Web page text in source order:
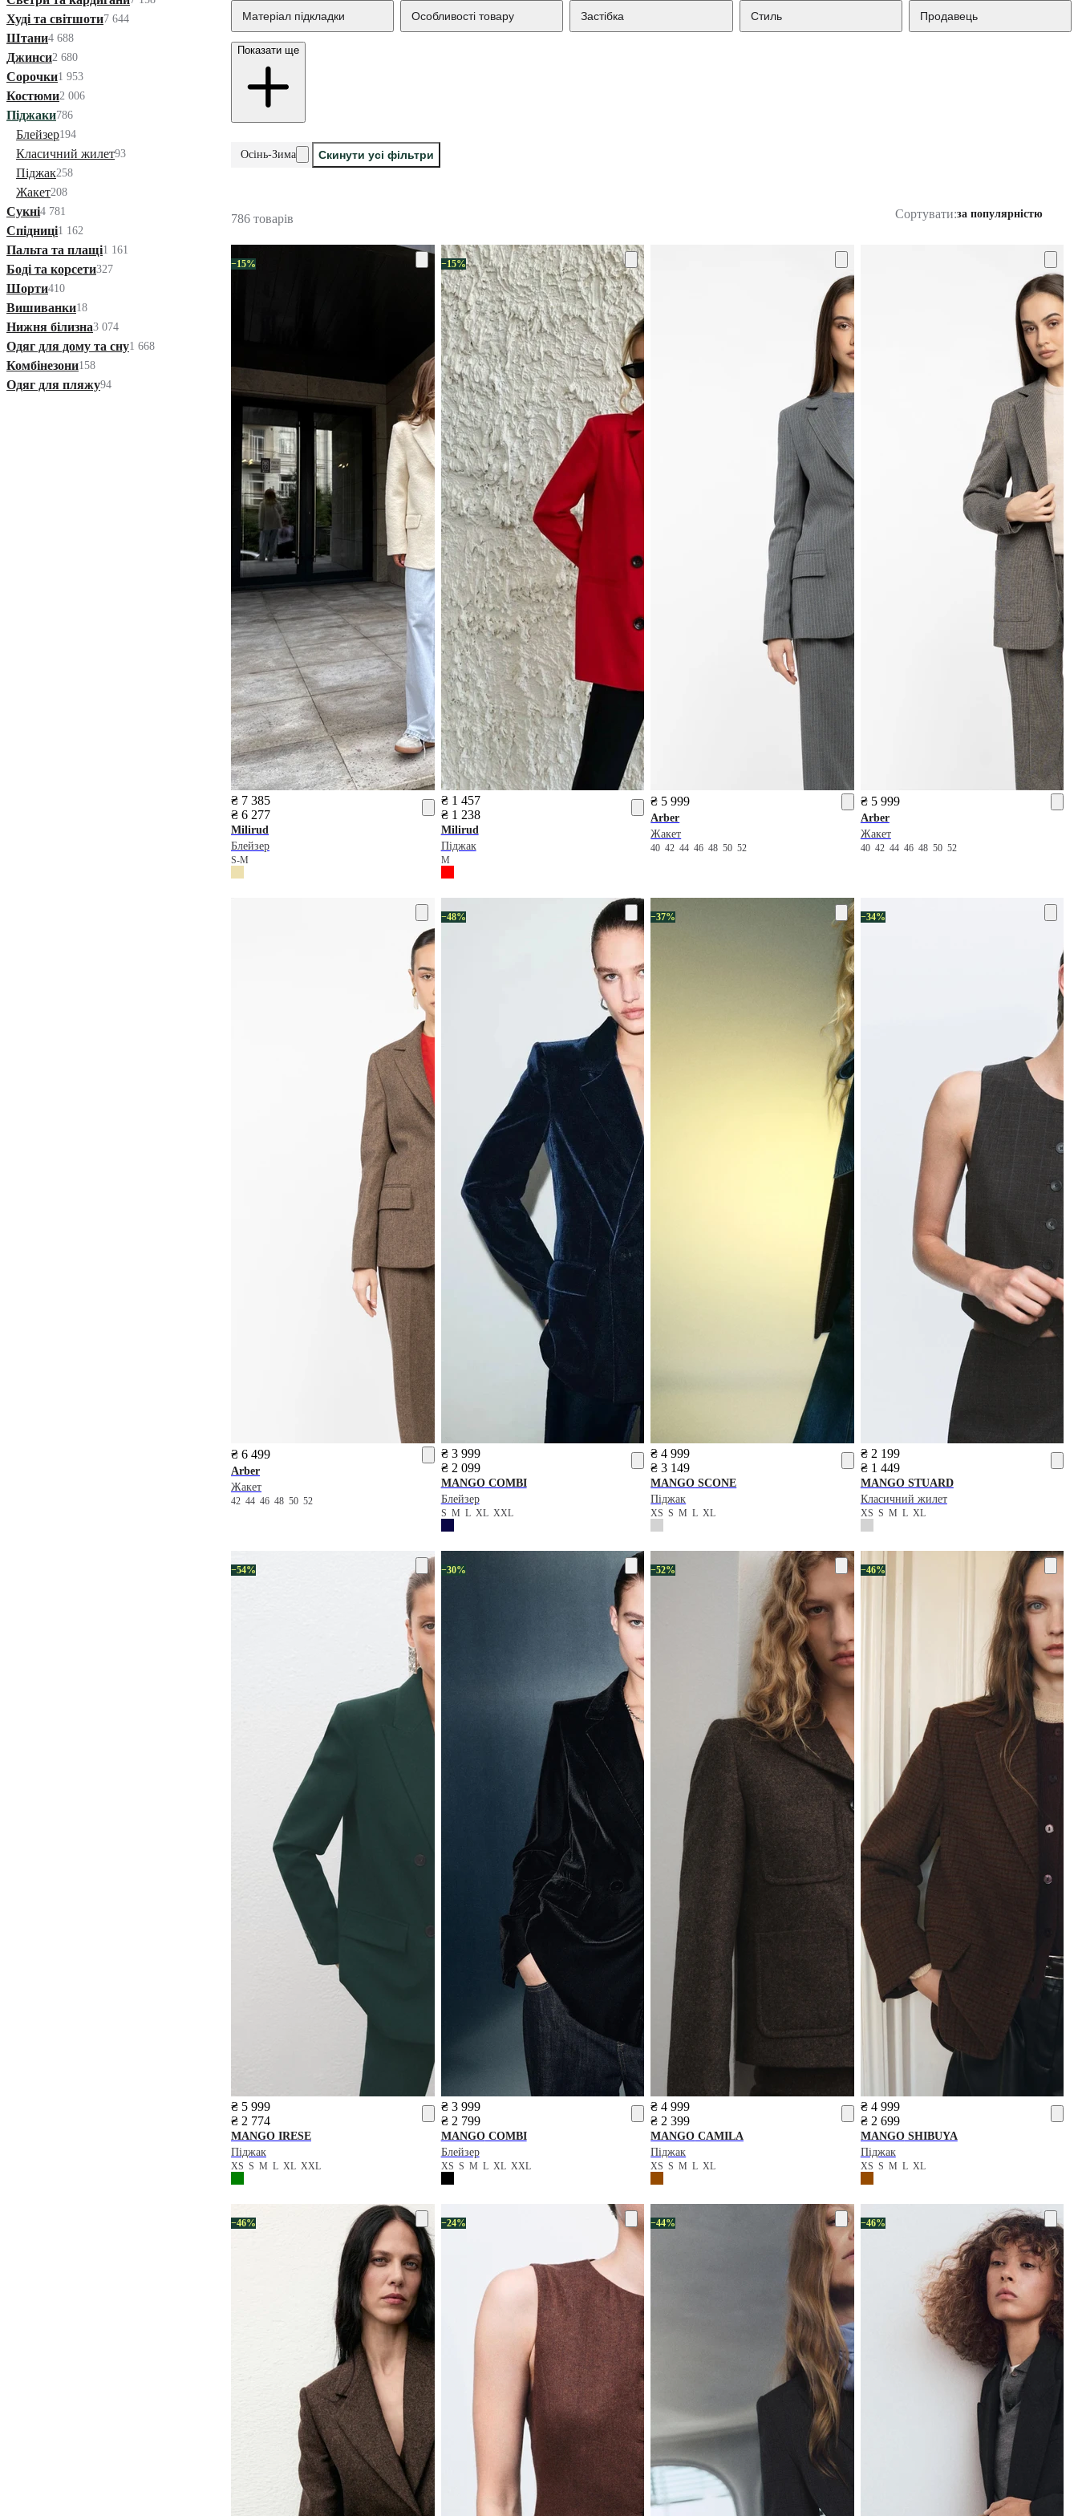
Худі та світшоти7 644
Штани4 688
Джинси2 680
Сорочки1 953
Костюми2 006
Піджаки786
Блейзер194
Класичний жилет93
Піджак258
Жакет208
Сукні4 781
Спідниці1 162
Пальта та плащі1 161
Боді та корсети327
Шорти410
Вишиванки18
Нижня білизна3 074
Одяг для дому та сну1 668
Комбінезони158
Одяг для пляжу94
Матеріал підкладки Особливості товару Застібка Стиль Продавець
Показати ще
Осінь-Зима Скинути усі фільтри
786 товарів Сортувати:за популярністю
−15%
₴ 7 385
₴ 6 277
Milirud
Блейзер
S-M
−15%
₴ 1 457
₴ 1 238
Milirud
Піджак
M
₴ 5 999
Arber
Жакет
40424446485052
₴ 5 999
Arber
Жакет
40 42 44 46 48 50 52
₴ 6 499
Arber
Жакет
42 44 46 48 50 52
−48%
₴ 3 999
₴ 2 099
MANGOCOMBI
Блейзер
S M L XL XXL
−37%
₴ 4 999
₴ 3 149
MANGO SCONE
Піджак
XSSMLXL
−34%
₴ 2 199
₴ 1 449
MANGOSTUARD
Класичний жилет
XS S M L XL
−54%
₴ 5 999
₴ 2 774
MANGO IRESE
Піджак
XS S M L XL XXL
−30%
₴ 3 999
₴ 2 799
MANGOCOMBI
Блейзер
XS S M L XL XXL
−52%
₴ 4 999
₴ 2 399
MANGO CAMILA
Піджак
XSSMLXL
−46%
₴ 4 999
₴ 2 699
MANGOSHIBUYA
Піджак
XS S M L XL
−46% −24% −44% −46%